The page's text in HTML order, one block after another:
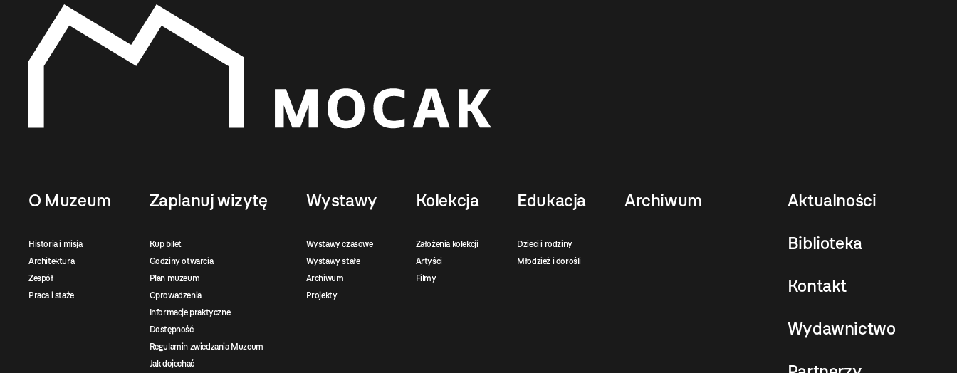
O Muzeum
Historia i misja
Architektura
Zespół
Praca i staże
Zaplanuj wizytę
Kup bilet
Godziny otwarcia
Plan muzeum
Oprowadzenia
Informacje praktyczne
Dostępność
Regulamin zwiedzania Muzeum
Jak dojechać
Wystawy
Wystawy czasowe
Wystawy stałe
Archiwum
Projekty
Kolekcja
Założenia kolekcji
Artyści
Filmy
Edukacja
Dzieci i rodziny
Młodzież i dorośli
Archiwum Aktualności
Biblioteka
Kontakt
Wydawnictwo